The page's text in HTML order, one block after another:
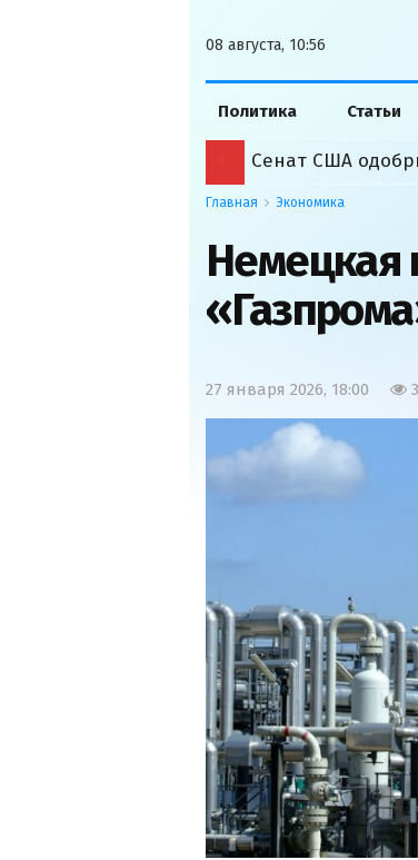
08 августа, 10:56
Политика Статьи
Сенат США
Главная Экономика
Немецкая
27 января 2026, 18:00